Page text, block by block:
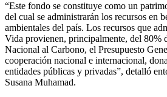
“Este fondo se constituye como un
del cual se administrarán los recursos en
ambientales del país. Los recursos que
Vida provienen, principalmente, del 80%
Nacional al Carbono, el Presupuesto
cooperación nacional e internacional,
entidades públicas y privadas”, detalló
Susana Muhamad.